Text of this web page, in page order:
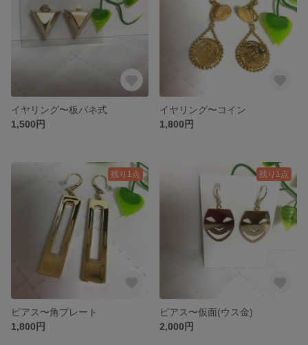
イヤリング〜板バネ式
1,500円
イヤリング〜コイン
1,800円
残り1点
ピアス〜角プレート
1,800円
残り1点
ピアス〜仮面(ウス金)
2,000円